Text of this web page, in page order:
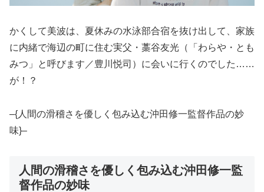
かくして美波は、夏休みの水泳部合宿を抜け出して、家族
に内緒で海辺の町に住む実父・藁谷友光（「わらや・とも
みつ」と呼びます／豊川悦司）に会いに行くのでした……
が！？
–{人間の滑稽さを優しく包み込む沖田修一監督作品の妙
味}–
人間の滑稽さを優しく包み込む沖田修一監
督作品の妙味